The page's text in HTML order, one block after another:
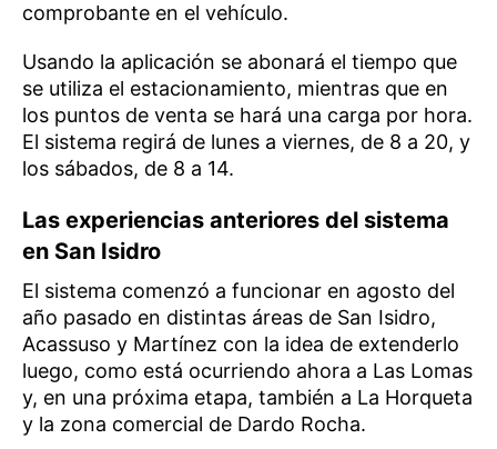
comprobante en el vehículo.
Usando la aplicación se abonará el tiempo que
se utiliza el estacionamiento, mientras que en
los puntos de venta se hará una carga por hora.
El sistema regirá de lunes a viernes, de 8 a 20, y
los sábados, de 8 a 14.
Las experiencias anteriores del sistema
en San Isidro
El sistema comenzó a funcionar en agosto del
año pasado en distintas áreas de San Isidro,
Acassuso y Martínez con la idea de extenderlo
luego, como está ocurriendo ahora a Las Lomas
y, en una próxima etapa, también a La Horqueta
y la zona comercial de Dardo Rocha.